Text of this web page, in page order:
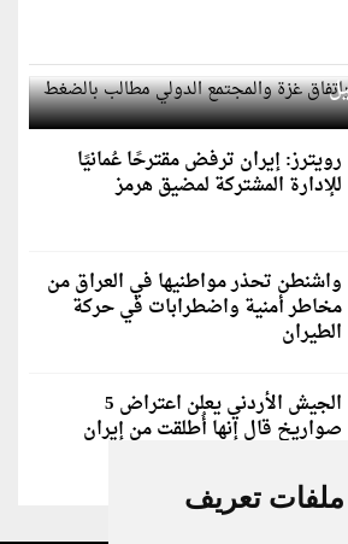
تعريف
غزة والمجتمع الدولي مطالب
رويترز: إيران ترفض مقترحًا عُمانيًا
للإدارة المشتركة لمضيق هرمز
واشنطن تحذر مواطنيها في العراق من
مخاطر أمنية واضطرابات في حركة
الطيران
الجيش الأردني يعلن اعتراض 5
صواريخ قال إنها أُطلقت من إيران